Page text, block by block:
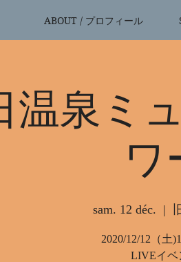
ABOUT / プロフィール
温泉ミ
ワ
sam. 12 déc.
  |
2020/12/12（土
LIVEイベ